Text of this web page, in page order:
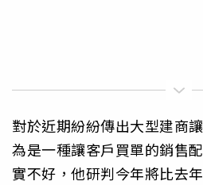
對於近期紛紛傳出大型建商
為是一種讓客戶買單的銷售
實不好，他研判今年將比去